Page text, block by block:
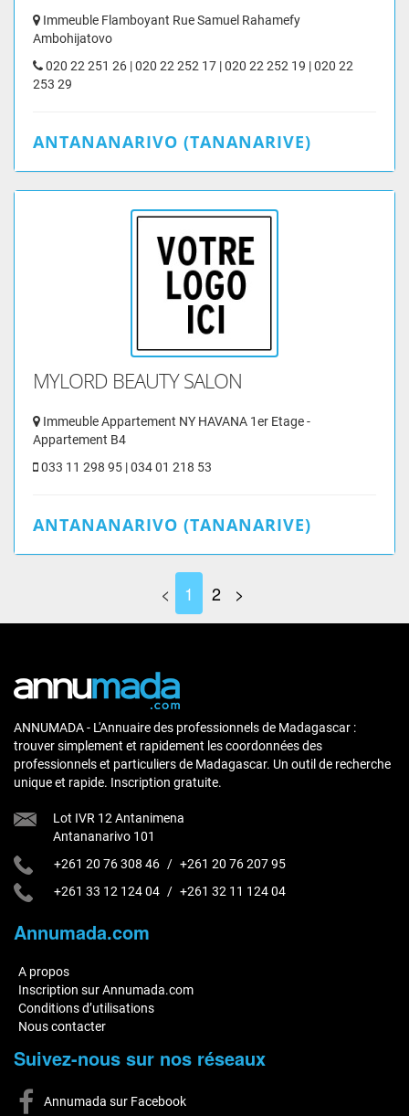
Immeuble Flamboyant Rue Samuel Rahamefy
Ambohijatovo
020 22 251 26 | 020 22 252 17 | 020 22 252 19 | 020 22
253 29
ANTANANARIVO (TANANARIVE)
MYLORD BEAUTY SALON
Immeuble Appartement NY HAVANA 1er Etage -
Appartement B4
033 11 298 95 | 034 01 218 53
ANTANANARIVO (TANANARIVE)
< 1 2 >
ANNUMADA - L'Annuaire des professionnels de Madagascar :
trouver simplement et rapidement les coordonnées des
professionnels et particuliers de Madagascar. Un outil de recherche
unique et rapide. Inscription gratuite.
Lot IVR 12 Antanimena
Antananarivo 101
+261 20 76 308 46 / +261 20 76 207 95
+261 33 12 124 04 / +261 32 11 124 04
Annumada.com
A propos
Inscription sur Annumada.com
Conditions d’utilisations
Nous contacter
Suivez-nous sur nos réseaux
Annumada sur Facebook